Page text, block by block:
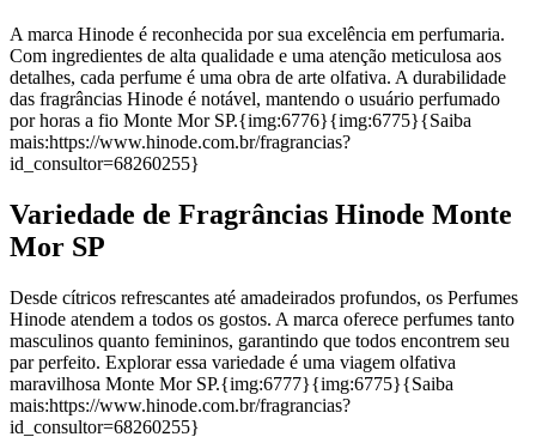
A marca Hinode é reconhecida por sua excelência em perfumaria.
Com ingredientes de alta qualidade e uma atenção meticulosa aos
detalhes, cada perfume é uma obra de arte olfativa. A durabilidade
das fragrâncias Hinode é notável, mantendo o usuário perfumado
por horas a fio Monte Mor SP.{img:6776}{img:6775}{Saiba
mais:https://www.hinode.com.br/fragrancias?
id_consultor=68260255}
Variedade de Fragrâncias Hinode Monte
Mor SP
Desde cítricos refrescantes até amadeirados profundos, os Perfumes
Hinode atendem a todos os gostos. A marca oferece perfumes tanto
masculinos quanto femininos, garantindo que todos encontrem seu
par perfeito. Explorar essa variedade é uma viagem olfativa
maravilhosa Monte Mor SP.{img:6777}{img:6775}{Saiba
mais:https://www.hinode.com.br/fragrancias?
id_consultor=68260255}